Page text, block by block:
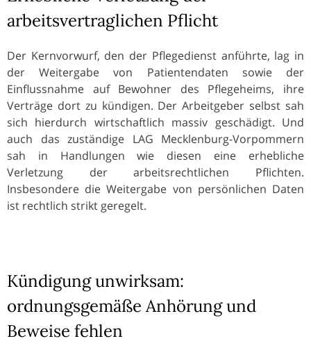
arbeitsvertraglichen Pflicht
Der Kernvorwurf, den der Pflegedienst anführte, lag in
der Weitergabe von Patientendaten sowie der
Einflussnahme auf Bewohner des Pflegeheims, ihre
Verträge dort zu kündigen. Der Arbeitgeber selbst sah
sich hierdurch wirtschaftlich massiv geschädigt. Und
auch das zuständige LAG Mecklenburg-Vorpommern
sah in Handlungen wie diesen eine erhebliche
Verletzung der arbeitsrechtlichen Pflichten.
Insbesondere die Weitergabe von persönlichen Daten
ist rechtlich strikt geregelt.
Kündigung unwirksam:
ordnungsgemäße Anhörung und
Beweise fehlen